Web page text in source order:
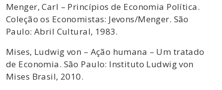
Menger, Carl – Princípios de Economia Política.
Coleção os Economistas: Jevons/Menger. São
Paulo: Abril Cultural, 1983.
Mises, Ludwig von – Ação humana – Um tratado
de Economia. São Paulo: Instituto Ludwig von
Mises Brasil, 2010.